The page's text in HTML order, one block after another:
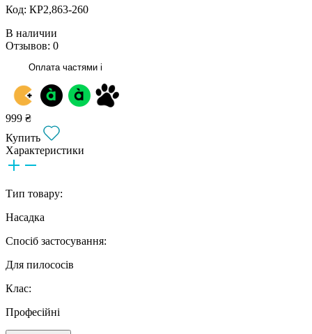
Код: КР2,863-260
В наличии
Отзывов: 0
Оплата частями i
999 ₴
Купить
Характеристики
Тип товару:
Насадка
Спосіб застосування:
Для пилососів
Клас:
Професійні